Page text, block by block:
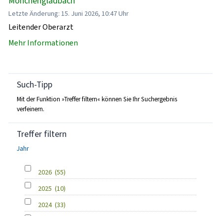
Letzte Änderung: 15. Juni 2026, 10:47 Uhr
Leitender Oberarzt
Mehr Informationen
Such-Tipp
Mit der Funktion »Treffer filtern« können Sie Ihr Suchergebnis
verfeinern.
Treffer filtern
Jahr
2026 (55)
2025 (10)
2024 (33)